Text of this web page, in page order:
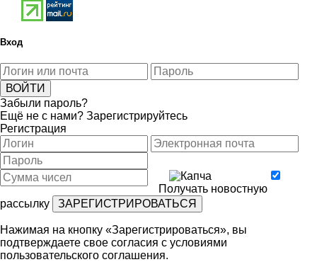
Вход
Забыли пароль?
Ещё не с нами? Зарегистрируйтесь
Регистрация
Получать новостную
рассылку
Нажимая на кнопку «Зарегистрироваться», вы
подтверждаете свое согласия с условиями
пользовательского соглашения.